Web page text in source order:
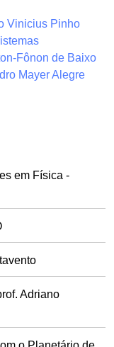
Vinicius Pinho
Fônon de Baixo
Mayer Alegre
em Física -
Adriano